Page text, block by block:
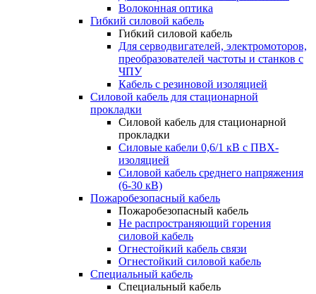
Волоконная оптика
Гибкий силовой кабель
Гибкий силовой кабель
Для серводвигателей, электромоторов,
преобразователей частоты и станков с
ЧПУ
Кабель с резиновой изоляцией
Силовой кабель для стационарной
прокладки
Силовой кабель для стационарной
прокладки
Силовые кабели 0,6/1 кВ с ПВХ-
изоляцией
Силовой кабель среднего напряжения
(6-30 кВ)
Пожаробезопасный кабель
Пожаробезопасный кабель
Не распространяющий горения
силовой кабель
Огнестойкий кабель связи
Огнестойкий силовой кабель
Специальный кабель
Специальный кабель